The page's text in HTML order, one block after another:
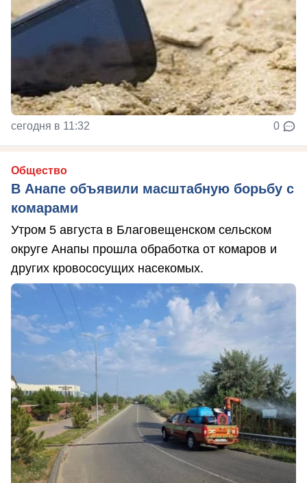
сегодня в 11:32 0
Общество
В Анапе объявили масштабную борьбу с
комарами
Утром 5 августа в Благовещенском сельском
округе Анапы прошла обработка от комаров и
других кровососущих насекомых.